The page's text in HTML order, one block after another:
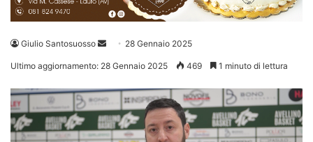
Giulio Santosuosso
Invia 28 Gennaio 2025
Ultimo aggiornamento: 28 Gennaio 2025 469 1 minuto di lettura